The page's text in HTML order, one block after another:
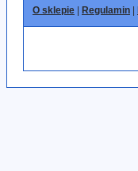
O sklepie Regulamin